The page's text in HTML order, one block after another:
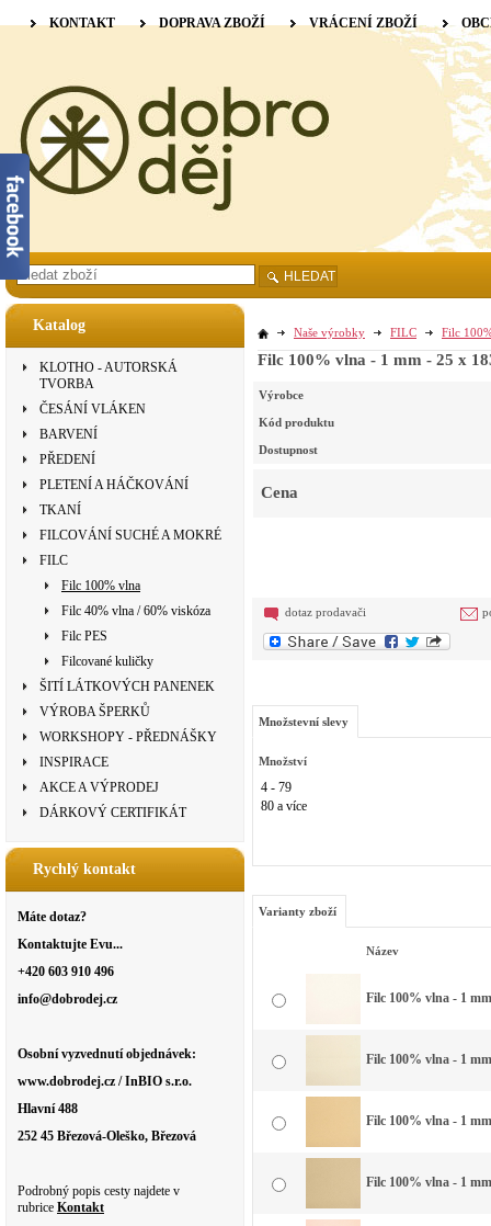
Katalog
KLOTHO - AUTORSKÁ
TVORBA
ČESÁNÍ VLÁKEN
BARVENÍ
PŘEDENÍ
PLETENÍ A HÁČKOVÁNÍ
TKANÍ
FILCOVÁNÍ SUCHÉ A MOKRÉ
FILC
Filc 100% vlna
Filc 40% vlna / 60% viskóza
Filc PES
Filcované kuličky
ŠITÍ LÁTKOVÝCH PANENEK
VÝROBA ŠPERKŮ
WORKSHOPY - PŘEDNÁŠKY
INSPIRACE
AKCE A VÝPRODEJ
DÁRKOVÝ CERTIFIKÁT
Rychlý kontakt
Máte dotaz?
Kontaktujte Evu...
+420 603 910 496
info@dobrodej.cz
Osobní vyzvednutí objednávek:
www.dobrodej.cz / InBIO s.r.o.
Hlavní 488
252 45 Březová-Oleško, Březová
Podrobný popis cesty najdete v
rubrice Kontakt
Naše výrobky FILC Filc
Filc 100% vlna - 1 mm - 25 x
Výrobce
Kód produktu
Dostupnost
Cena
dotaz prodavači
Množstevní slevy
Množství
4 - 79
80 a více
Varianty zboží
Název
Filc 100% vlna - 1
Filc 100% vlna - 1
Filc 100% vlna - 1
Filc 100% vlna - 1
KONTAKT DOPRAVA ZBOŽÍ VRÁCENÍ ZBOŽÍ
HLEDAT